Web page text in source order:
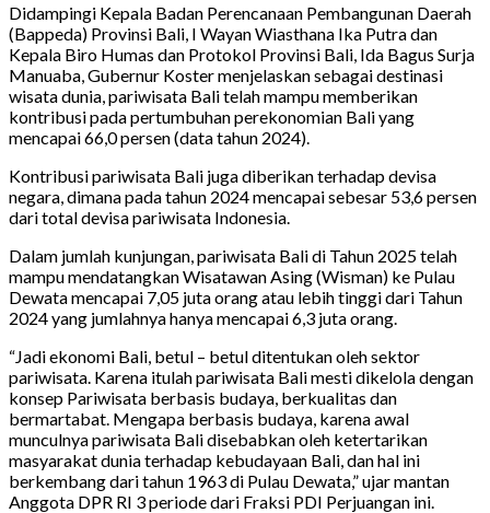
Didampingi Kepala Badan Perencanaan Pembangunan Daerah
(Bappeda) Provinsi Bali, I Wayan Wiasthana Ika Putra dan
Kepala Biro Humas dan Protokol Provinsi Bali, Ida Bagus Surja
Manuaba, Gubernur Koster menjelaskan sebagai destinasi
wisata dunia, pariwisata Bali telah mampu memberikan
kontribusi pada pertumbuhan perekonomian Bali yang
mencapai 66,0 persen (data tahun 2024).
Kontribusi pariwisata Bali juga diberikan terhadap devisa
negara, dimana pada tahun 2024 mencapai sebesar 53,6 persen
dari total devisa pariwisata Indonesia.
Dalam jumlah kunjungan, pariwisata Bali di Tahun 2025 telah
mampu mendatangkan Wisatawan Asing (Wisman) ke Pulau
Dewata mencapai 7,05 juta orang atau lebih tinggi dari Tahun
2024 yang jumlahnya hanya mencapai 6,3 juta orang.
“Jadi ekonomi Bali, betul – betul ditentukan oleh sektor
pariwisata. Karena itulah pariwisata Bali mesti dikelola dengan
konsep Pariwisata berbasis budaya, berkualitas dan
bermartabat. Mengapa berbasis budaya, karena awal
munculnya pariwisata Bali disebabkan oleh ketertarikan
masyarakat dunia terhadap kebudayaan Bali, dan hal ini
berkembang dari tahun 1963 di Pulau Dewata,” ujar mantan
Anggota DPR RI 3 periode dari Fraksi PDI Perjuangan ini.